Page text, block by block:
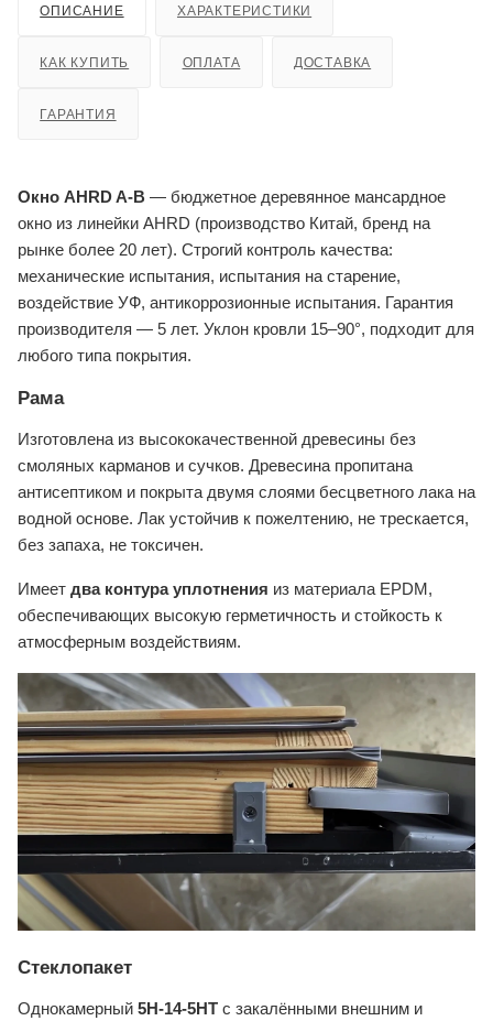
ОПИСАНИЕ ХАРАКТЕРИСТИКИ
КАК КУПИТЬ ОПЛАТА ДОСТАВКА
ГАРАНТИЯ
Окно AHRD A-B — бюджетное деревянное мансардное
окно из линейки AHRD (производство Китай, бренд на
рынке более 20 лет). Строгий контроль качества:
механические испытания, испытания на старение,
воздействие УФ, антикоррозионные испытания. Гарантия
производителя — 5 лет. Уклон кровли 15–90°, подходит для
любого типа покрытия.
Рама
Изготовлена из высококачественной древесины без
смоляных карманов и сучков. Древесина пропитана
антисептиком и покрыта двумя слоями бесцветного лака на
водной основе. Лак устойчив к пожелтению, не трескается,
без запаха, не токсичен.
Имеет два контура уплотнения из материала EPDM,
обеспечивающих высокую герметичность и стойкость к
атмосферным воздействиям.
Стеклопакет
Однокамерный 5H-14-5HT с закалёнными внешним и